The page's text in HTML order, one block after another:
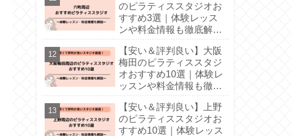
のピラティススタジオお
すすめ3選｜体験レッス
ンや料金情報も徹底解
【安い＆評判良い】大阪
梅田のピラティススタジ
オおすすめ10選｜体験レ
ッスンや料金情報も徹底
【安い＆評判良い】上野
のピラティススタジオお
すすめ10選｜体験レッス